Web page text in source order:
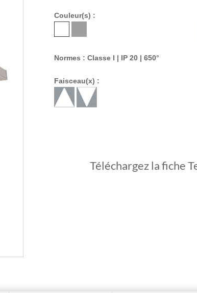
Couleur(s) :
Normes : Classe I | IP 20 | 650°
Faisceau(x) :
Téléchargez la fiche